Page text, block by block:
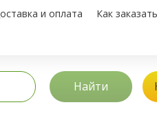
и оплата Как заказать
Найти